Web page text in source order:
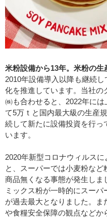
米粉設備から13年。米粉の
2010年設備導入以降も継続
化を推進しています。当社
㈱も合わせると、2022年に
て5万ｔと国内最大級の生産
続して新たに設備投資を行っ
います。
2020年新型コロナウィルス
と、スーパーでは小麦粉な
商品無くなる事態が発生し
ミックス粉が一時的にスー
が過去最大となりました。ま
や食糧安全保障の観点などか